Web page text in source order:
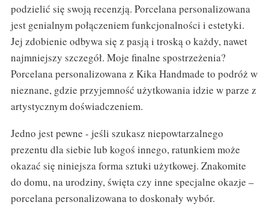
podzielić się swoją recenzją. Porcelana personalizowana
jest genialnym połączeniem funkcjonalności i estetyki.
Jej zdobienie odbywa się z pasją i troską o każdy, nawet
najmniejszy szczegół. Moje finalne spostrzeżenia?
Porcelana personalizowana z Kika Handmade to podróż w
nieznane, gdzie przyjemność użytkowania idzie w parze z
artystycznym doświadczeniem.
Jedno jest pewne - jeśli szukasz niepowtarzalnego
prezentu dla siebie lub kogoś innego, ratunkiem może
okazać się niniejsza forma sztuki użytkowej. Znakomite
do domu, na urodziny, święta czy inne specjalne okazje –
porcelana personalizowana to doskonały wybór.